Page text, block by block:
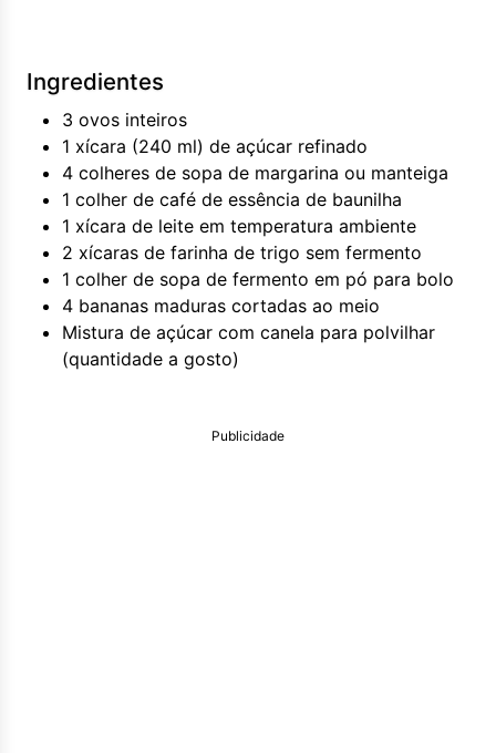
Ingredientes
3 ovos inteiros
1 xícara (240 ml) de açúcar refinado
4 colheres de sopa de margarina ou manteiga
1 colher de café de essência de baunilha
1 xícara de leite em temperatura ambiente
2 xícaras de farinha de trigo sem fermento
1 colher de sopa de fermento em pó para bolo
4 bananas maduras cortadas ao meio
Mistura de açúcar com canela para polvilhar
(quantidade a gosto)
Publicidade